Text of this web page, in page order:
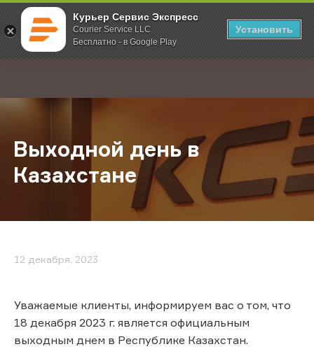
Курьер Сервис Экспресс
Courier Service LLC
Бесплатно - в Google Play
Установить
; Главная О компании Новости Выходной день в Казахстане
Выходной день в
Казахстане
12 декабря, 2023
Уважаемые клиенты, информируем вас о том, что
18 декабря 2023 г. является официальным
выходным днем в Республике Казахстан.